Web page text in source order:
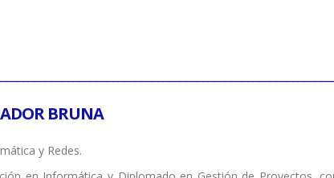
BRUNA
y Redes.